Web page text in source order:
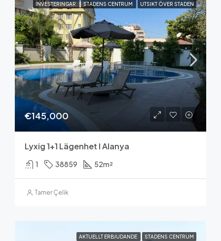
INVESTERINGAR STADENS CENTRUM UTSIKT ÖVER STADEN
€145,000
Lyxig 1+1 Lägenhet I Alanya
1 38859 52m²
Tamer Çelik
AKTUELLT ERBJUDANDE STADENS CENTRUM